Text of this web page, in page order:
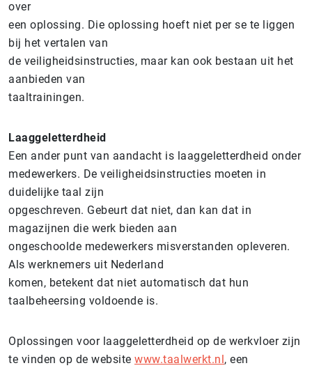
over
een oplossing. Die oplossing hoeft niet per se te liggen
bij het vertalen van
de veiligheidsinstructies, maar kan ook bestaan uit het
aanbieden van
taaltrainingen.
Laaggeletterdheid
Een ander punt van aandacht is laaggeletterdheid onder
medewerkers. De veiligheidsinstructies moeten in
duidelijke taal zijn
opgeschreven. Gebeurt dat niet, dan kan dat in
magazijnen die werk bieden aan
ongeschoolde medewerkers misverstanden opleveren.
Als werknemers uit Nederland
komen, betekent dat niet automatisch dat hun
taalbeheersing voldoende is.
Oplossingen voor laaggeletterdheid op de werkvloer zijn
te vinden op de website www.taalwerkt.nl, een